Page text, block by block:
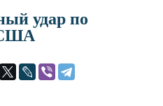
удар по
США